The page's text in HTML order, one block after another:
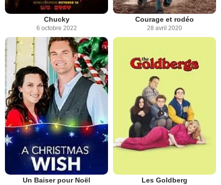
Chucky
6 octobre 2022
Courage et rodéo
28 avril 2020
Un Baiser pour Noël Les Goldberg